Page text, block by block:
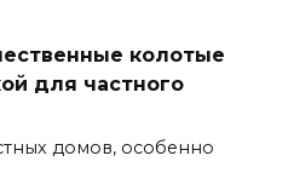
колотые
для частного
домов, особенно